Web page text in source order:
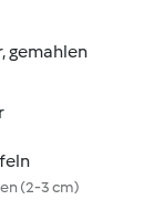
gemahlen
(2-3 cm)